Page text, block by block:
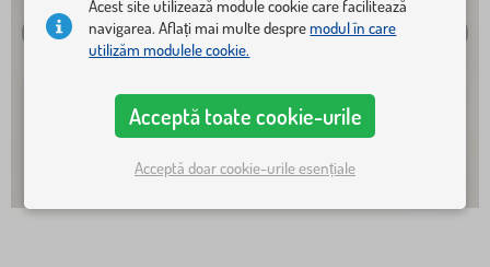
Acest site utilizează module cookie care facilitează
navigarea. Aflați mai multe despremodul în care
utilizăm modulele cookie.
Acceptă toate cookie-urile
Acceptă doar cookie-urile esențiale